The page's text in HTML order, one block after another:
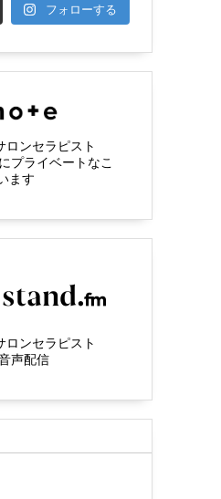
フォローする
ロンセラピスト
プライベートなこ
ます
ロンセラピスト
声配信